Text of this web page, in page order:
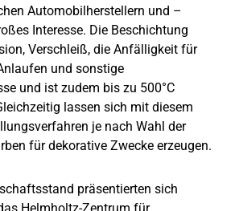
Automobilherstellern und –
Interesse. Die Beschichtung
Verschleiß, die Anfälligkeit für
und sonstige
und ist zudem bis zu 500°C
lassen sich mit diesem
je nach Wahl der
für dekorative Zwecke erzeugen.
präsentierten sich